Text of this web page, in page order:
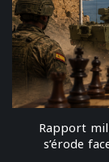
Rapport
s’érode